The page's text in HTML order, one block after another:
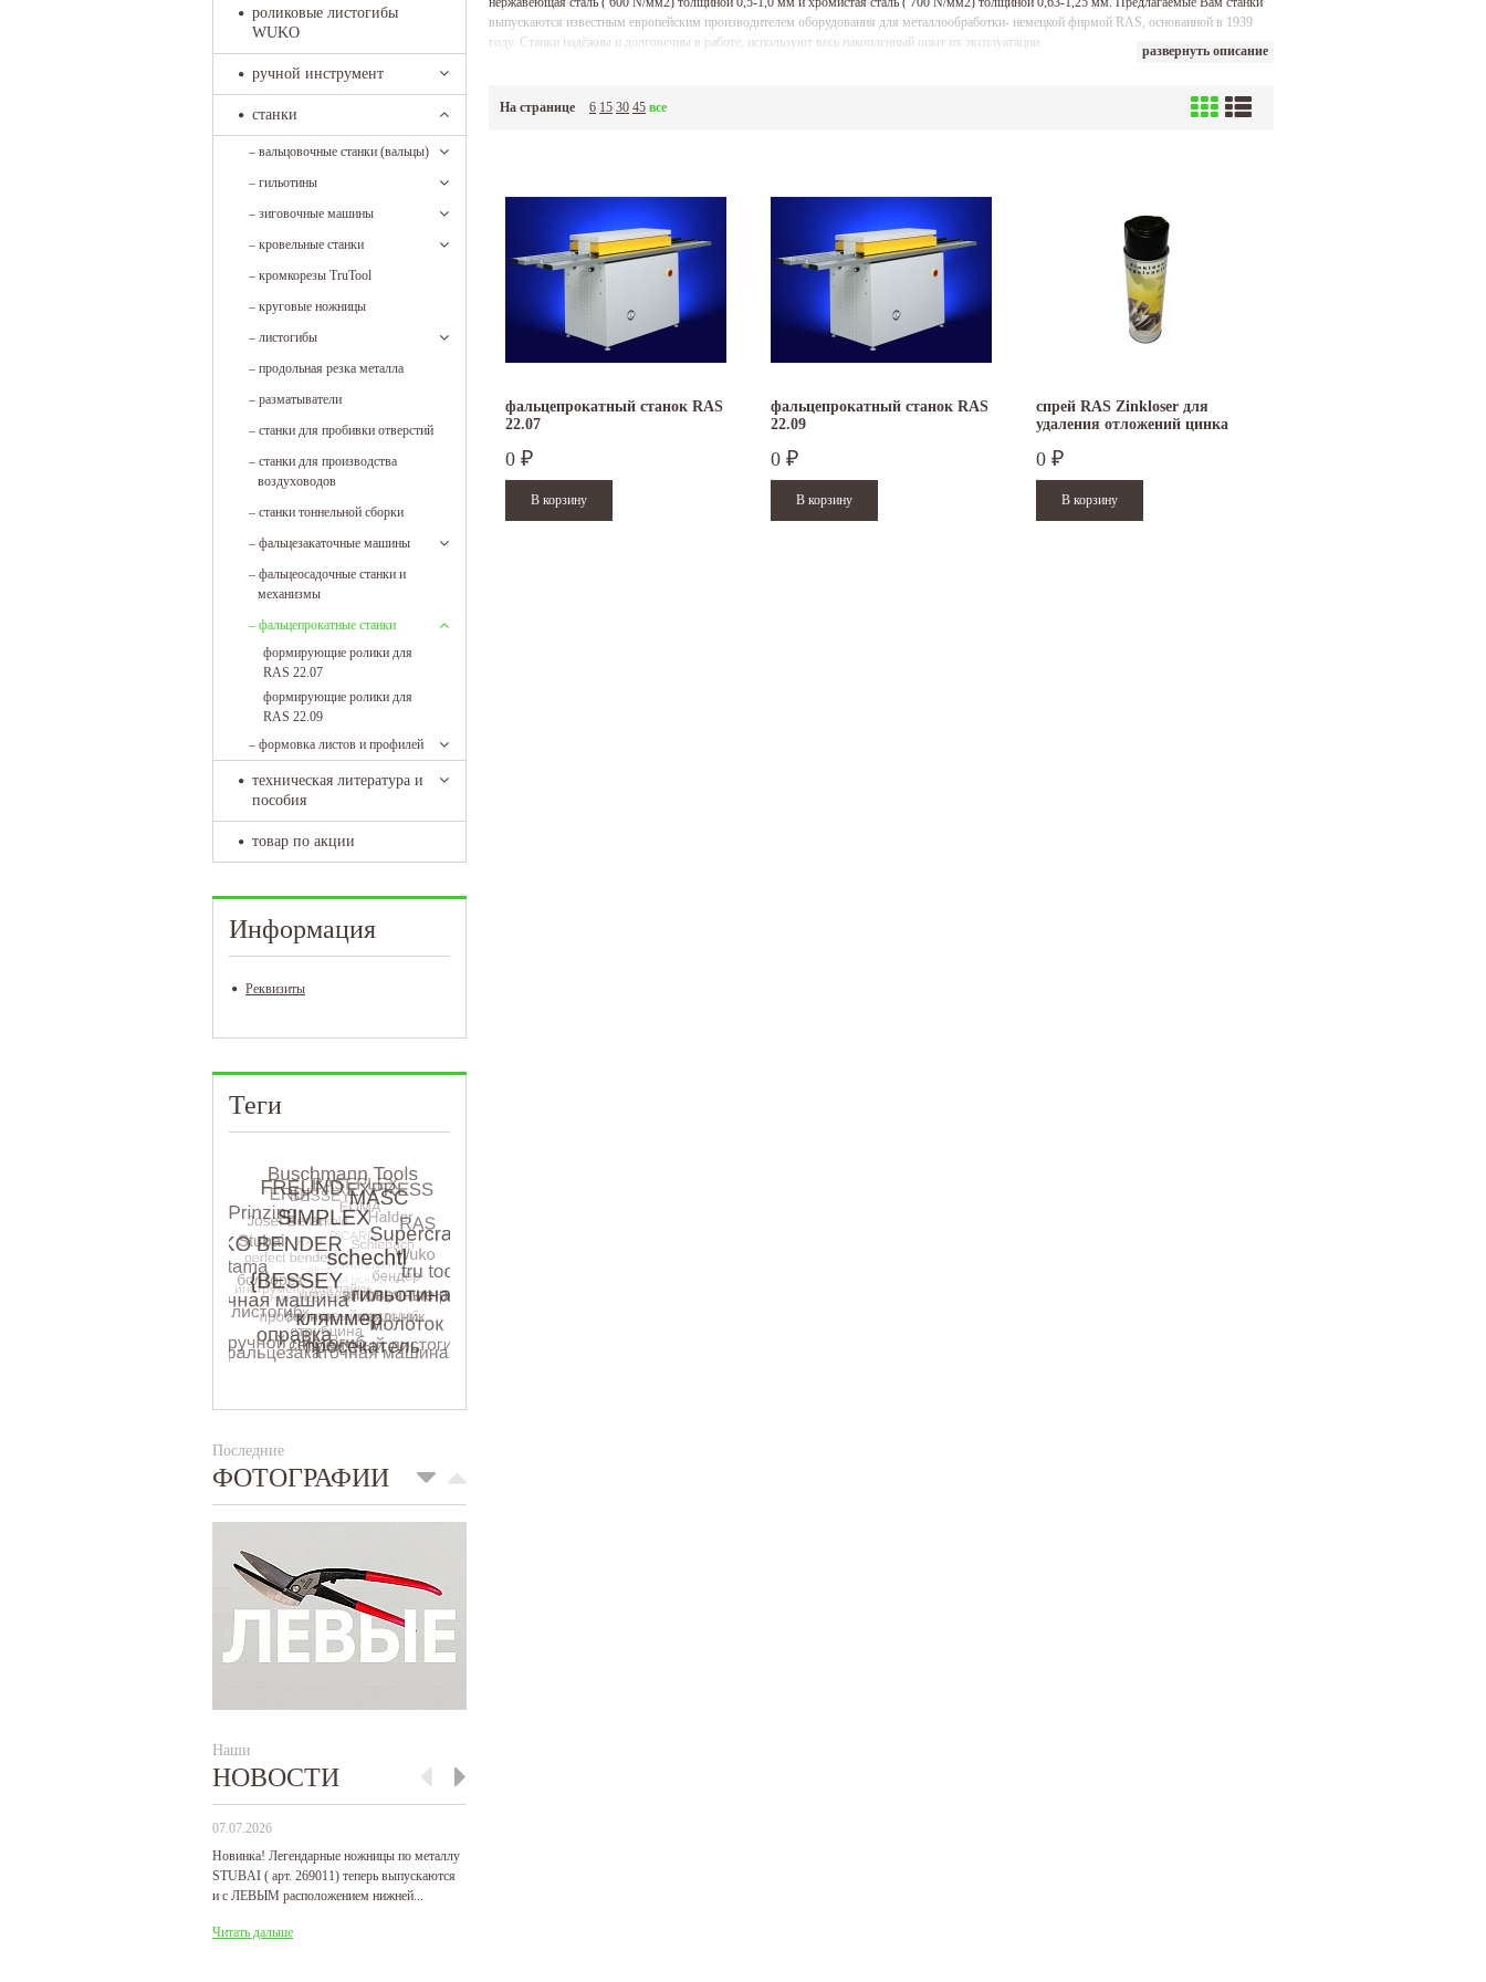
роликовые листогибы
WUKO
ручной инструмент
станки
– вальцовочные станки (вальцы)
– гильотины
– зиговочные машины
– кровельные станки
– кромкорезы TruTool
– круговые ножницы
– листогибы
– продольная резка металла
– разматыватели
– станки для пробивки отверстий
– станки для производства
воздуховодов
– станки тоннельной сборки
– фальцезакаточные машины
– фальцеосадочные станки и
механизмы
– фальцепрокатные станки
формирующие ролики для
RAS 22.07
формирующие ролики для
RAS 22.09
– формовка листов и профилей
техническая литература и
пособия
товар по акции
Информация
Реквизиты
Теги
Последние
ФОТОГРАФИИ
Наши
НОВОСТИ
07.07.2026
Новинка! Легендарные ножницы по металлу
STUBAI ( арт. 269011) теперь выпускаются
и с ЛЕВЫМ расположением нижней...
Читать дальше
выпускаются известным европейским производителем оборудования для металлообработки- немецкой фирмой RAS, основанной в 1939
году. Станки надёжны и долговечны в работе, используют весь накопленный опыт их эксплуатации.
развернуть описание
На странице 6 15 30 45 все
фальцепрокатный станок RAS
22.07
0 ₽
фальцепрокатный станок RAS
22.09
0 ₽
спрей RAS Zinkloser для
удаления отложений цинка
0 ₽